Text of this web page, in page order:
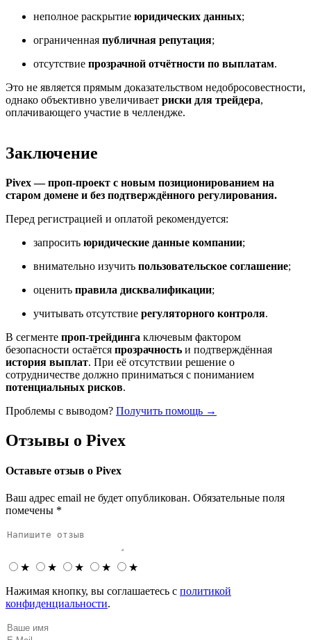
неполное раскрытие юридических данных;
ограниченная публичная репутация;
отсутствие прозрачной отчётности по выплатам.
Это не является прямым доказательством недобросовестности,
однако объективно увеличивает риски для трейдера,
оплачивающего участие в челлендже.
Заключение
Pivex — проп-проект с новым позиционированием на
старом домене и без подтверждённого регулирования.
Перед регистрацией и оплатой рекомендуется:
запросить юридические данные компании;
внимательно изучить пользовательское соглашение;
оценить правила дисквалификации;
учитывать отсутствие регуляторного контроля.
В сегменте проп-трейдинга ключевым фактором
безопасности остаётся прозрачность и подтверждённая
история выплат. При её отсутствии решение о
сотрудничестве должно приниматься с пониманием
потенциальных рисков.
Проблемы с выводом? Получить помощь →
Отзывы о Pivex
Оставьте отзыв о Pivex
Ваш адрес email не будет опубликован. Обязательные поля
помечены *
★ ★ ★ ★
★
Нажимая кнопку, вы соглашаетесь с политикой
конфиденциальности.